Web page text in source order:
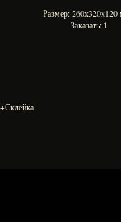
Размер:
Заказать: 1